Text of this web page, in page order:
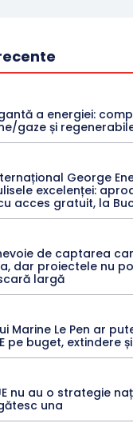
a energiei:
gaze și
George
excelenței:
acces gratuit, la
de captarea
dar proiectele nu
largă
Marine Le Pen ar
pe buget, extindere
nu au o strategie
una